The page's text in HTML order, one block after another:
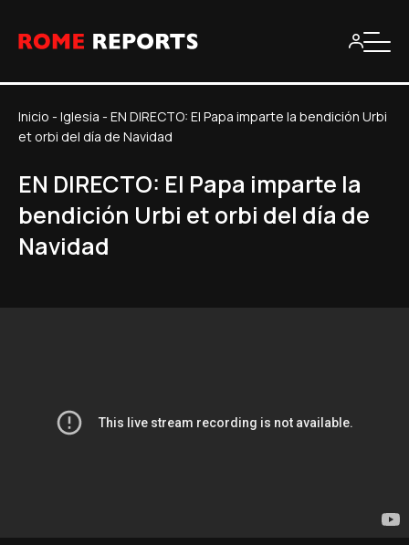
Inicio - Iglesia - EN DIRECTO: El Papa imparte la bendición Urbi
et orbi del día de Navidad
EN DIRECTO: El Papa imparte la
bendición Urbi et orbi del día de
Navidad